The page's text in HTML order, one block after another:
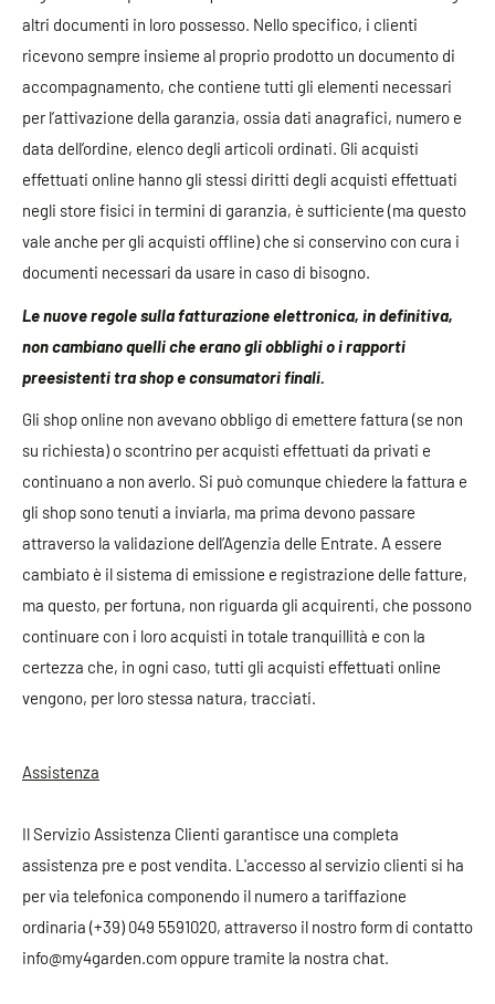
altri documenti in loro possesso. Nello specifico, i clienti
ricevono sempre insieme al proprio prodotto un documento di
accompagnamento, che contiene tutti gli elementi necessari
per l’attivazione della garanzia, ossia dati anagrafici, numero e
data dell’ordine, elenco degli articoli ordinati. Gli acquisti
effettuati online hanno gli stessi diritti degli acquisti effettuati
negli store fisici in termini di garanzia, è sufficiente (ma questo
vale anche per gli acquisti offline) che si conservino con cura i
documenti necessari da usare in caso di bisogno.
Le nuove regole sulla fatturazione elettronica, in definitiva,
non cambiano quelli che erano gli obblighi o i rapporti
preesistenti tra shop e consumatori finali.
Gli shop online non avevano obbligo di emettere fattura (se non
su richiesta) o scontrino per acquisti effettuati da privati e
continuano a non averlo. Si può comunque chiedere la fattura e
gli shop sono tenuti a inviarla, ma prima devono passare
attraverso la validazione dell’Agenzia delle Entrate. A essere
cambiato è il sistema di emissione e registrazione delle fatture,
ma questo, per fortuna, non riguarda gli acquirenti, che possono
continuare con i loro acquisti in totale tranquillità e con la
certezza che, in ogni caso, tutti gli acquisti effettuati online
vengono, per loro stessa natura, tracciati.
Assistenza
Il Servizio Assistenza Clienti garantisce una completa
assistenza pre e post vendita. L'accesso al servizio clienti si ha
per via telefonica componendo il numero a tariffazione
ordinaria (+39) 049 5591020, attraverso il nostro form di contatto
info@my4garden.com oppure tramite la nostra chat.